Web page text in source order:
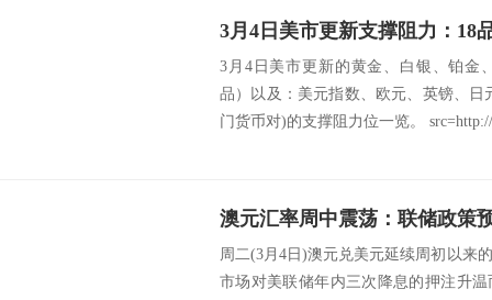
3月4日美市更新的黄金、白银、铂金
品）以及：美元指数、欧元、英镑、
门货币对)的支撑阻力位一览。
周二(3月4日)澳元兑美元延续周初以来
市场对美联储年内三次降息的押注升